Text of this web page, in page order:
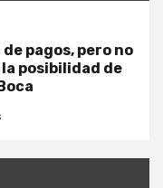
pagos, pero no
posibilidad de